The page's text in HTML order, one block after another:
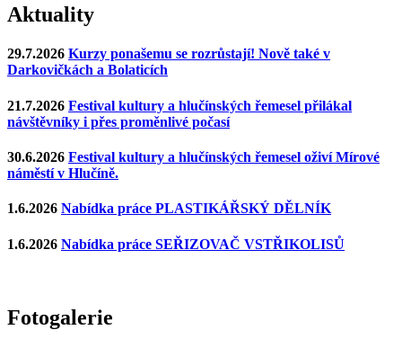
Aktuality
29.7.2026 Kurzy ponašemu se rozrůstají! Nově také v
Darkovičkách a Bolaticích
21.7.2026 Festival kultury a hlučínských řemesel přilákal
návštěvníky i přes proměnlivé počasí
30.6.2026 Festival kultury a hlučínských řemesel oživí Mírové
náměstí v Hlučíně.
1.6.2026 Nabídka práce PLASTIKÁŘSKÝ DĚLNÍK
1.6.2026 Nabídka práce SEŘIZOVAČ VSTŘIKOLISŮ
Fotogalerie